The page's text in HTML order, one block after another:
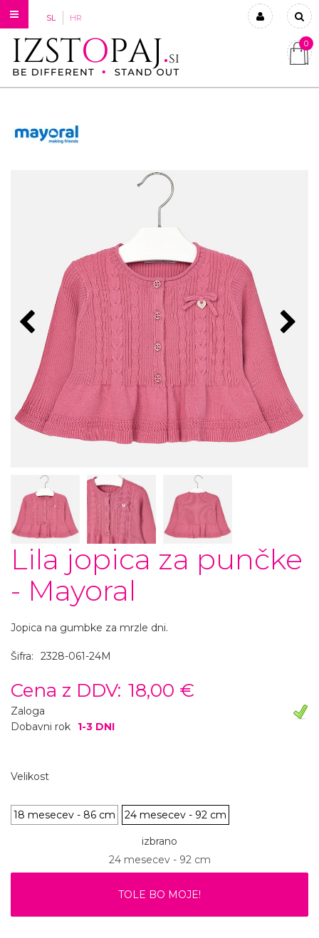
SL HR
Prijavi se
0
Lila jopica za punčke
- Mayoral
Jopica na gumbke za mrzle dni.
Šifra: 2328-061-24M
Cena z DDV: 18,00 €
Zaloga
Dobavni rok
1-3 DNI
Velikost
18 mesecev - 86 cm 24 mesecev - 92 cm
izbrano
24 mesecev - 92 cm
TOLE BO MOJE!